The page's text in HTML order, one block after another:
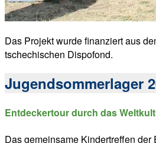
Das Projekt wurde finanziert aus
tschechischen Dispofond.
Jugendsommerlager
Entdeckertour durch das
Das gemeinsame Kindertreffen der